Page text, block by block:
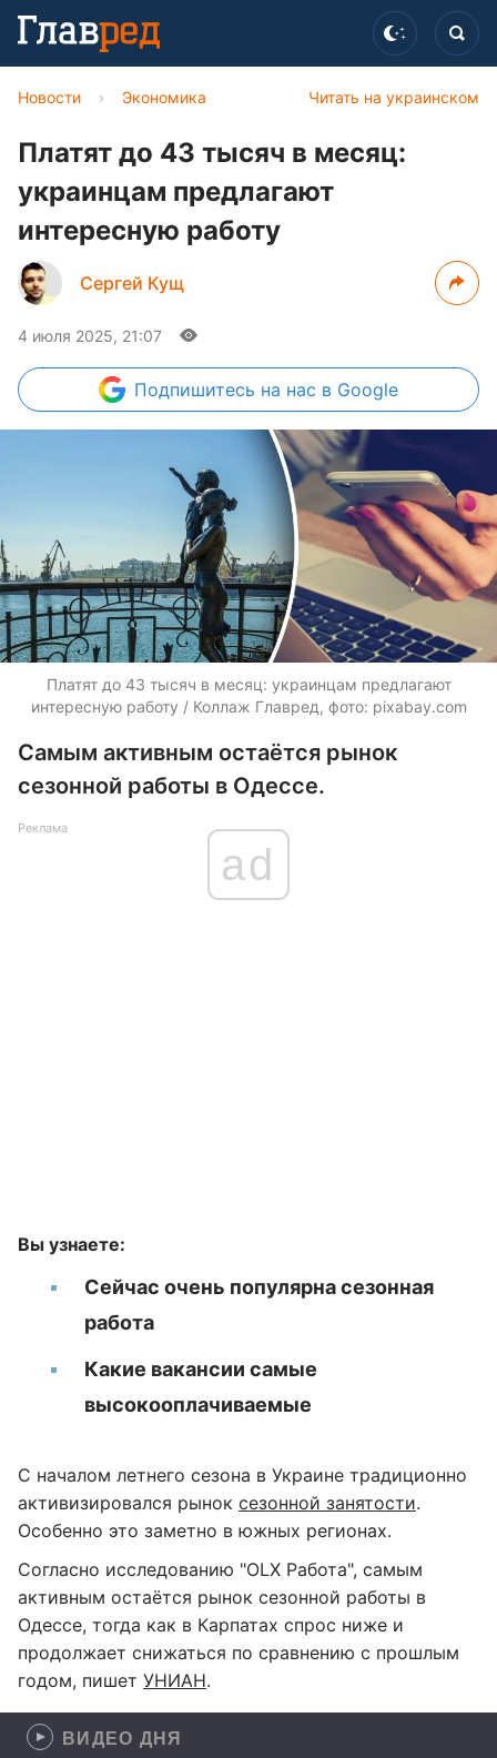
Читать на украинском
Новости › Экономика
Платят до 43 тысяч в месяц:
украинцам предлагают
интересную работу
Сергей Кущ
4 июля 2025, 21:07
Подпишитесь на нас в Google
Платят до 43 тысяч в месяц: украинцам предлагают
интересную работу / Коллаж Главред, фото: pixabay.com
Самым активным остаётся рынок
сезонной работы в Одессе.
Реклама
ad
Вы узнаете:
Сейчас очень популярна сезонная
работа
Какие вакансии самые
высокооплачиваемые
С началом летнего сезона в Украине традиционно
активизировался рынок сезонной занятости.
Особенно это заметно в южных регионах.
Согласно исследованию "OLX Работа", самым
активным остаётся рынок сезонной работы в
Одессе, тогда как в Карпатах спрос ниже и
продолжает снижаться по сравнению с прошлым
годом, пишет УНИАН.
ВИДЕО ДНЯ